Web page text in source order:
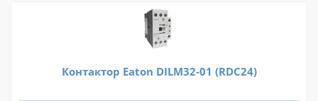
Контактор Eaton DILM32-01 (RDC24)